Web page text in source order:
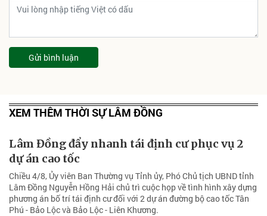
Gửi bình luận
XEM THÊM THỜI SỰ LÂM ĐỒNG
Lâm Đồng đẩy nhanh tái định cư phục vụ 2
dự án cao tốc
Chiều 4/8, Ủy viên Ban Thường vụ Tỉnh ủy, Phó Chủ tịch UBND tỉnh
Lâm Đồng Nguyễn Hồng Hải chủ trì cuộc họp về tình hình xây dựng
phương án bố trí tái định cư đối với 2 dự án đường bộ cao tốc Tân
Phú - Bảo Lộc và Bảo Lộc - Liên Khương.